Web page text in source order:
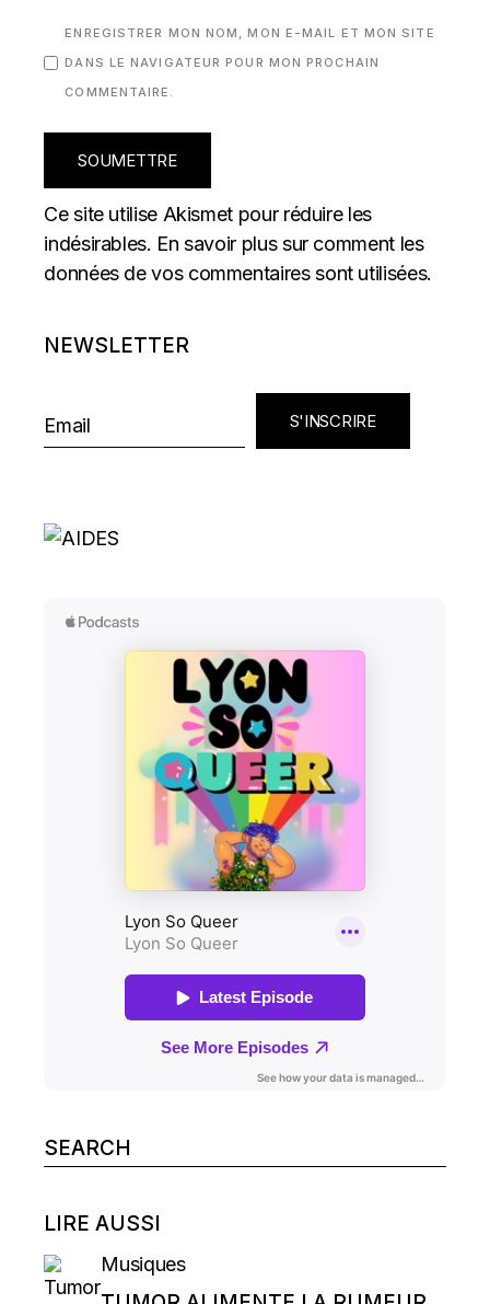
ENREGISTRER MON NOM, MON E-MAIL ET MON SITE
DANS LE NAVIGATEUR POUR MON PROCHAIN
COMMENTAIRE.
SOUMETTRE
Ce site utilise Akismet pour réduire les
indésirables. En savoir plus sur comment les
données de vos commentaires sont utilisées.
NEWSLETTER
S'INSCRIRE
Search
for:
LIRE AUSSI
Musiques